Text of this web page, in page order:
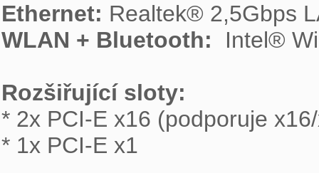
Ethernet:
WLAN + Bluetooth:
Intel®
Rozšiřující sloty:
* 2x PCI-E x16 (podporuje
* 1x PCI-E x1